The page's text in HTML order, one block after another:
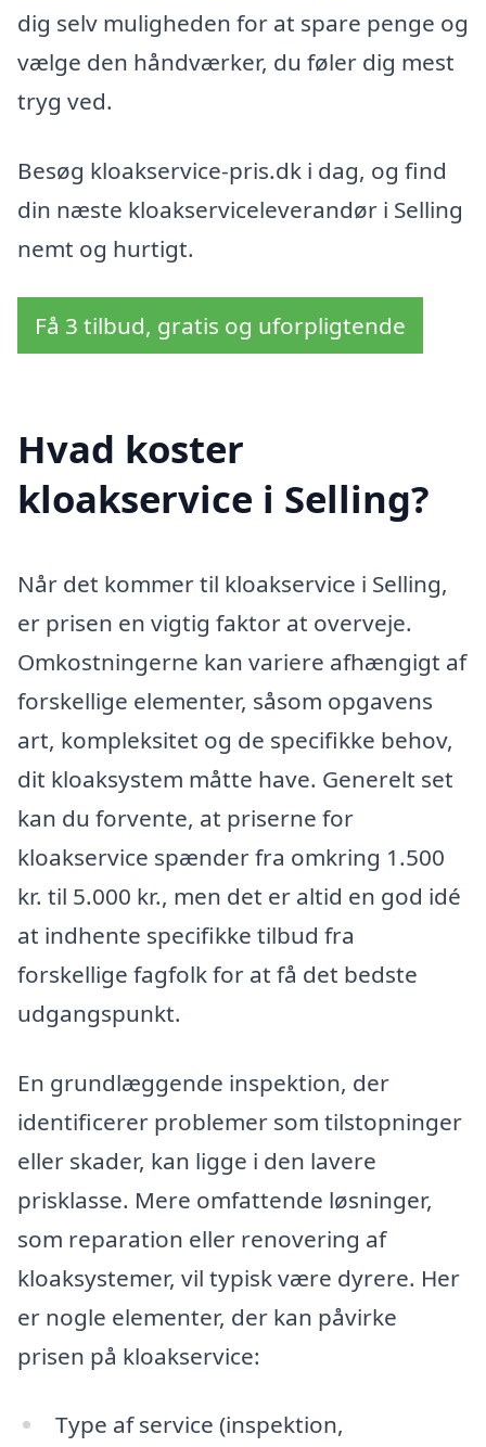
dig selv muligheden for at spare penge og
vælge den håndværker, du føler dig mest
tryg ved.
Besøg kloakservice-pris.dk i dag, og find
din næste kloakserviceleverandør i Selling
nemt og hurtigt.
Få 3 tilbud, gratis og uforpligtende
Hvad koster
kloakservice i Selling?
Når det kommer til kloakservice i Selling,
er prisen en vigtig faktor at overveje.
Omkostningerne kan variere afhængigt af
forskellige elementer, såsom opgavens
art, kompleksitet og de specifikke behov,
dit kloaksystem måtte have. Generelt set
kan du forvente, at priserne for
kloakservice spænder fra omkring 1.500
kr. til 5.000 kr., men det er altid en god idé
at indhente specifikke tilbud fra
forskellige fagfolk for at få det bedste
udgangspunkt.
En grundlæggende inspektion, der
identificerer problemer som tilstopninger
eller skader, kan ligge i den lavere
prisklasse. Mere omfattende løsninger,
som reparation eller renovering af
kloaksystemer, vil typisk være dyrere. Her
er nogle elementer, der kan påvirke
prisen på kloakservice:
Type af service (inspektion,